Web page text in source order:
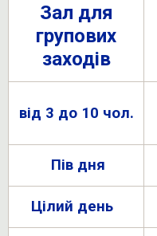
Зал для
групових
заходів
від 3 до 10 чол.
Пів дня
Цілий день